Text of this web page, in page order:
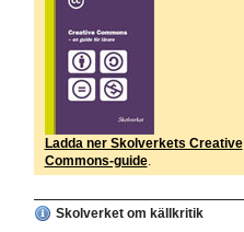
Ladda ner Skolverkets Creative
Commons-guide.
Skolverket om källkritik